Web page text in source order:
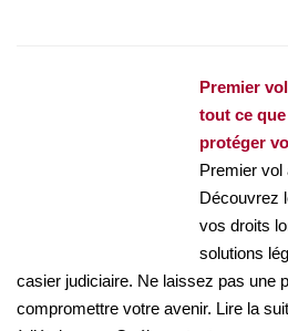
Premier
tout ce
protéger
Premier vol
Découvrez
vos droits
solutions
casier judiciaire. Ne laissez pas une
compromettre votre avenir. Lire la